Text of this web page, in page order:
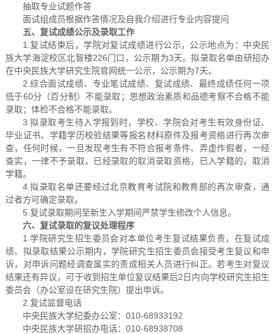
抽取专业试题作答
面试组成员根据作答情况及自我介绍进行专业内容提问
五、复试成绩公示及录取工作
1.复试结束后，学院对复试成绩进行公示，公示地点为：中央民
族大学海淀校区北智楼226门口，公示期为3天。拟录取名单由研招办
在中央民族大学研究生院官网统一公示，公示期为7天。
2.综合面试成绩、专业笔试成绩、复试成绩、最终成绩任何一项
低于60分（百分制）不能录取；思想政治素质和品德考察不合格不能
录取；体检不合格不能录取。
3.拟录取考生待入学报到时，学校、学院会对考生有效身份证、
毕业证书、学籍学历校验结果等报名材料原件及报考资格进行再次审
查，任何时候，一旦发现考生有不符合报考条件、弄虚作假者，一经
查实，一律不予录取，已经录取的取消录取资格，已入学籍的，取消
学籍。
4.拟录取名单还要经过北京教育考试院和教育部的再次审查，通
过者方可确定录取。
5.复试录取期间至新生入学期间严禁学生修改个人信息。
六、复试录取的复议处理程序
1.学院研究生招生委员会对本单位考生复试结果负责，在复试成
绩、拟录取结果公示期内，学院研究生招生委员会接受考生复议和申
诉，对申诉问题经调查属实的责成相关人员进行纠正。若考生对复议
结果还有异议，可于收到招生单位复议结果后2日内向学校研究生招生
委员会（办公室设在研究生院）提出申诉。
2.复试监督电话
中央民族大学纪委办公室：010-68933192
中央民族大学研招办电话：010-68938708